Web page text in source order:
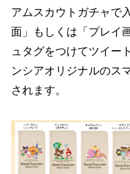
アムスカウトガチャで
面」もしくは「プレイ
ュタグをつけてツイー
ンシアオリジナルのス
されます。